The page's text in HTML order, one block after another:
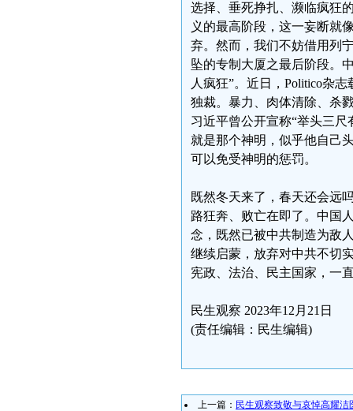
选择、垂死挣扎、濒临疯狂
义的最高阶段，这一妄断就
弃。然而，我们不妨借用列
坠的专制大厦之最后阶段。
人疯狂”。近日，Politico杂
独裁。暴力、肉体清除、杀
习近平曾公开宣称“举头三
就是那个神明，似乎他自己
可以免受神明的惩罚。
既然冬天来了，春天还会远
路狂奔、败亡在即了。中国
念，既然已被中共制造为敌
继续启蒙，放弃对中共不切
宪政、法治、民主国家，一
民生观察 2023年12月21日
(责任编辑：民生编辑)
上一篇： 民生观察致敬与哀悼高耀洁